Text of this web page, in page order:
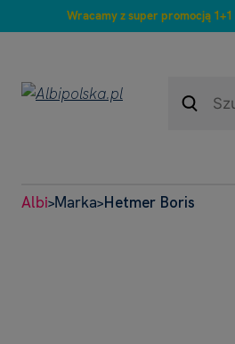
Wracamy z super promocją 1+1
Albi>Marka>Hetmer Boris